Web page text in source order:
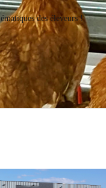
des éleveurs !